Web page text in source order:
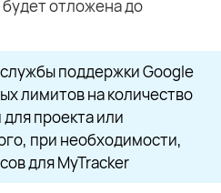
отложена до
поддержки Google
лимитов на количество
проекта или
при необходимости,
для MyTracker